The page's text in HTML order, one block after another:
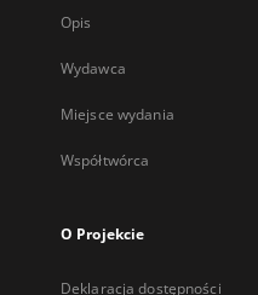
Opis
Wydawca
Miejsce wydania
Współtwórca
O Projekcie
Deklaracja dostępności